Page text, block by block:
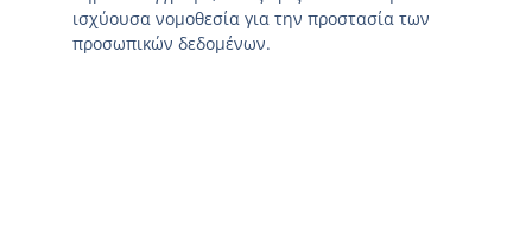
ισχύουσα νομοθεσία για την προστασία των
προσωπικών δεδομένων.